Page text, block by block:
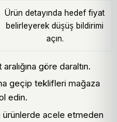
Ürün detayında hedef fiyat
belirleyerek düşüş bildirimi
açın.
göre daraltın.
geçip teklifleri mağaza
edin.
ürünlerde acele etmeden